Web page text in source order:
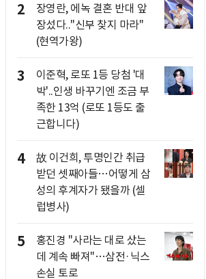
2
장영란, 에녹 결혼 반대 앞
장섰다.."신부 찾지 마라"
(현역가왕)
3
이준혁, 로또 1등 당첨 '대
박'..인생 바꾸기엔 조금 부
족한 13억 (로또 1등도 출
근합니다)
4
故 이건희, 투명인간 취급
받던 셋째아들…어떻게 삼
성의 후계자가 됐을까 (셀
럽병사)
5
홍진경 "사라는 대로 샀는
데 계속 빠져"…삼전·닉스
손실 토로